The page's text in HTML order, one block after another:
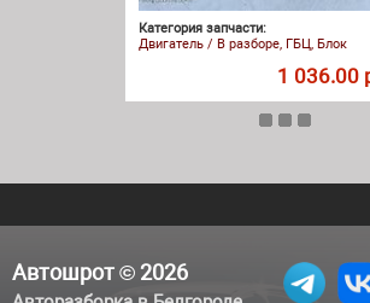
Категория запчасти:
Двигатель / В разборе, ГБЦ, Блок
1 036.00
Автошрот © 2026